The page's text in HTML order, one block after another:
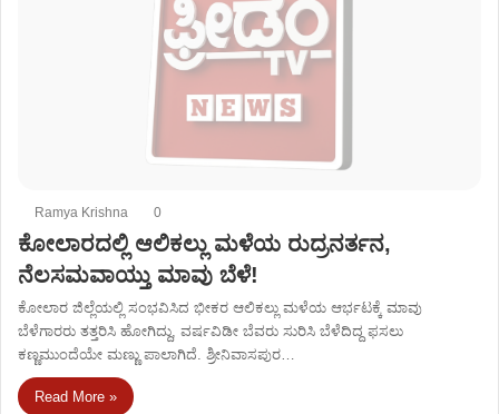
Ramya Krishna 0
ಕೋಲಾರದಲ್ಲಿ ಆಲಿಕಲ್ಲು ಮಳೆಯ ರುದ್ರನರ್ತನ,
ನೆಲಸಮವಾಯ್ತು ಮಾವು ಬೆಳೆ!
ಕೋಲಾರ ಜಿಲ್ಲೆಯಲ್ಲಿ ಸಂಭವಿಸಿದ ಭೀಕರ ಆಲಿಕಲ್ಲು ಮಳೆಯ ಆರ್ಭಟಕ್ಕೆ ಮಾವು
ಬೆಳೆಗಾರರು ತತ್ತರಿಸಿ ಹೋಗಿದ್ದು, ವರ್ಷವಿಡೀ ಬೆವರು ಸುರಿಸಿ ಬೆಳೆದಿದ್ದ ಫಸಲು
ಕಣ್ಣಮುಂದೆಯೇ ಮಣ್ಣು ಪಾಲಾಗಿದೆ. ಶ್ರೀನಿವಾಸಪುರ…
Read More »